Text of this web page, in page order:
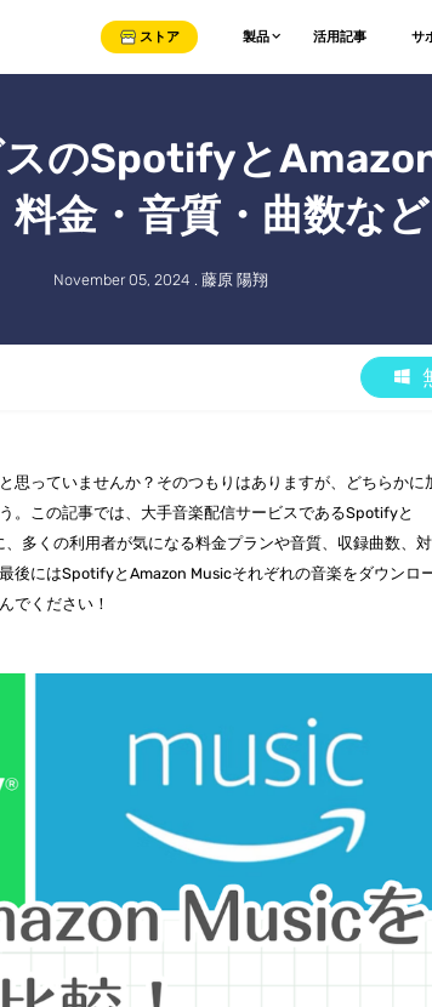
ストア 製品 活用記事 サ
スのSpotifyと
料金・音質・曲数など
November 05, 2024 . 藤原 陽翔
思っていませんか？そのつもりはありますが、どちらかに
。この記事では、大手音楽配信サービスであるSpotifyと
多くの利用者が気になる料金プランや音質、収録曲数、対
後にはSpotifyとAmazon Musicそれぞれの音楽をダウンロ
でください！